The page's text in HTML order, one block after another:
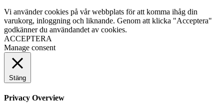
Vi använder cookies på vår webbplats för att komma ihåg din
varukorg, inloggning och liknande. Genom att klicka "Acceptera"
godkänner du användandet av cookies.
ACCEPTERA
Manage consent
Stäng
Privacy Overview